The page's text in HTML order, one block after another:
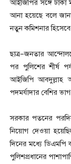
আইজিপির সঙ্গে
আনা হয়েছে বলে
নতুন কমিশনার
ছাত্র–জনতার
পর পুলিশের শীর্ষ
আইজিপি আবদুল্লাহ
পদমর্যাদার বেশির
সরকার পতনের
নিয়োগ দেওয়া
দিনের মধ্যে
পুলিশপ্রধানের